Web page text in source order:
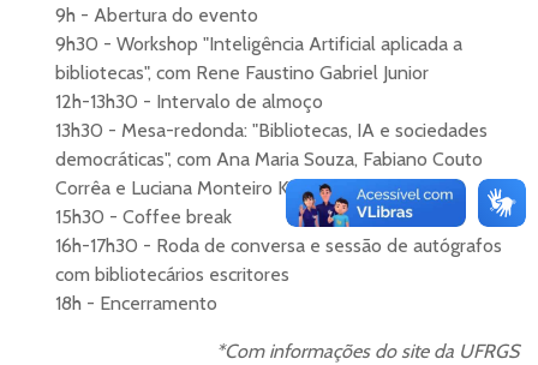
9h - Abertura do evento
9h30 - Workshop "Inteligência Artificial aplicada a
bibliotecas", com Rene Faustino Gabriel Junior
12h-13h30 - Intervalo de almoço
13h30 - Mesa-redonda: "Bibliotecas, IA e sociedades
democráticas", com Ana Maria Souza, Fabiano Couto
Corrêa e Luciana Monteiro Krebs
15h30 - Coffee break
16h-17h30 - Roda de conversa e sessão de autógrafos
com bibliotecários escritores
18h - Encerramento
*Com informações do site da UFRGS